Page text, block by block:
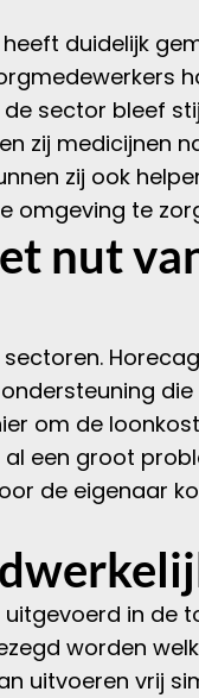
duidelijk
sector bleef
zij medicijnen
zij ook
omgeving te
nut
die
om de
een groot
de eigenaar
in de
worden
uitvoeren vrij